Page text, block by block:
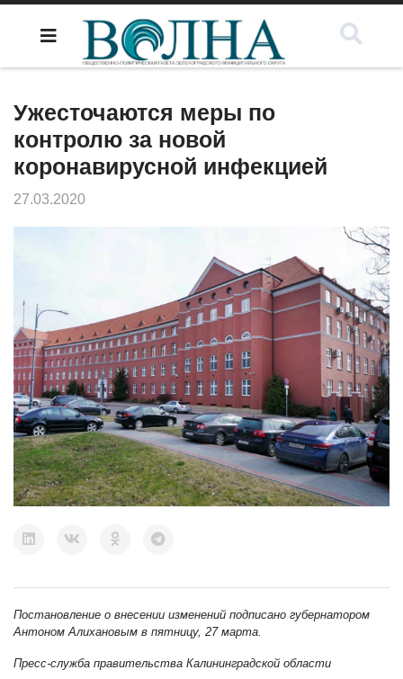
Ужесточаются меры по
контролю за новой
коронавирусной инфекцией
27.03.2020
Постановление о внесении изменений подписано губернатором
Антоном Алихановым в пятницу, 27 марта.
Пресс-служба правительства Калининградской области